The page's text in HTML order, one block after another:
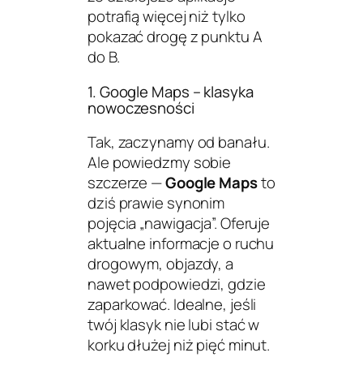
potrafią więcej niż tylko
pokazać drogę z punktu A
do B.
1. Google Maps – klasyka
nowoczesności
Tak, zaczynamy od banału.
Ale powiedzmy sobie
szczerze —Google Mapsto
dziś prawie synonim
pojęcia „nawigacja”. Oferuje
aktualne informacje o ruchu
drogowym, objazdy, a
nawet podpowiedzi, gdzie
zaparkować. Idealne, jeśli
twój klasyk nie lubi stać w
korku dłużej niż pięć minut.